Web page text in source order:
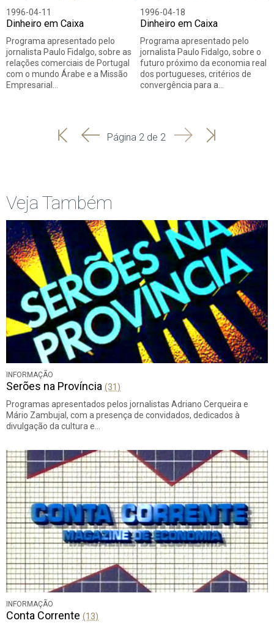
1996-04-11
Dinheiro em Caixa
Programa apresentado pelo
jornalista Paulo Fidalgo, sobre as
relações comerciais de Portugal
com o mundo Árabe e a Missão
Empresarial…
1996-04-18
Dinheiro em Caixa
Programa apresentado pelo
jornalista Paulo Fidalgo, sobre o
futuro próximo da economia real
dos portugueses, critérios de
convergência para a…
'
'
Página 2 de 2 SeguinteÚltima
Veja Também
INFORMAÇÃO
Serões na Província (31)
Programas apresentados pelos jornalistas Adriano Cerqueira e
Mário Zambujal, com a presença de convidados, dedicados à
divulgação da cultura e…
INFORMAÇÃO
Conta Corrente (13)